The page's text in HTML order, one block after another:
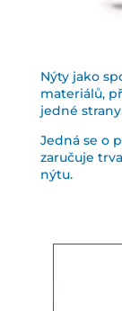
Nýty jako
materiálů,
jedné
Jedná se o
zaručuje
nýtu.